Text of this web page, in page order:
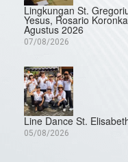
Lingkungan St.
Yesus, Rosario
Agustus 2026
07/08/2026
Line Dance St.
05/08/2026